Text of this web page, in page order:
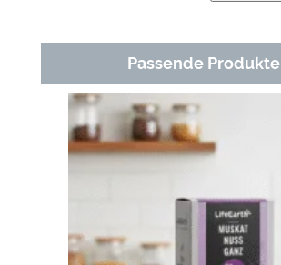
Passende Produkte